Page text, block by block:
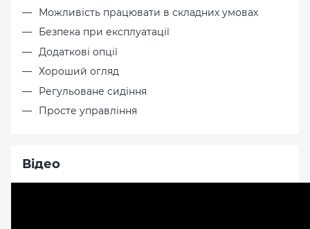
Можливість працювати в складних умовах
Безпека при експлуатації
Додаткові опції
Хороший огляд
Регульоване сидіння
Просте управління
Відео